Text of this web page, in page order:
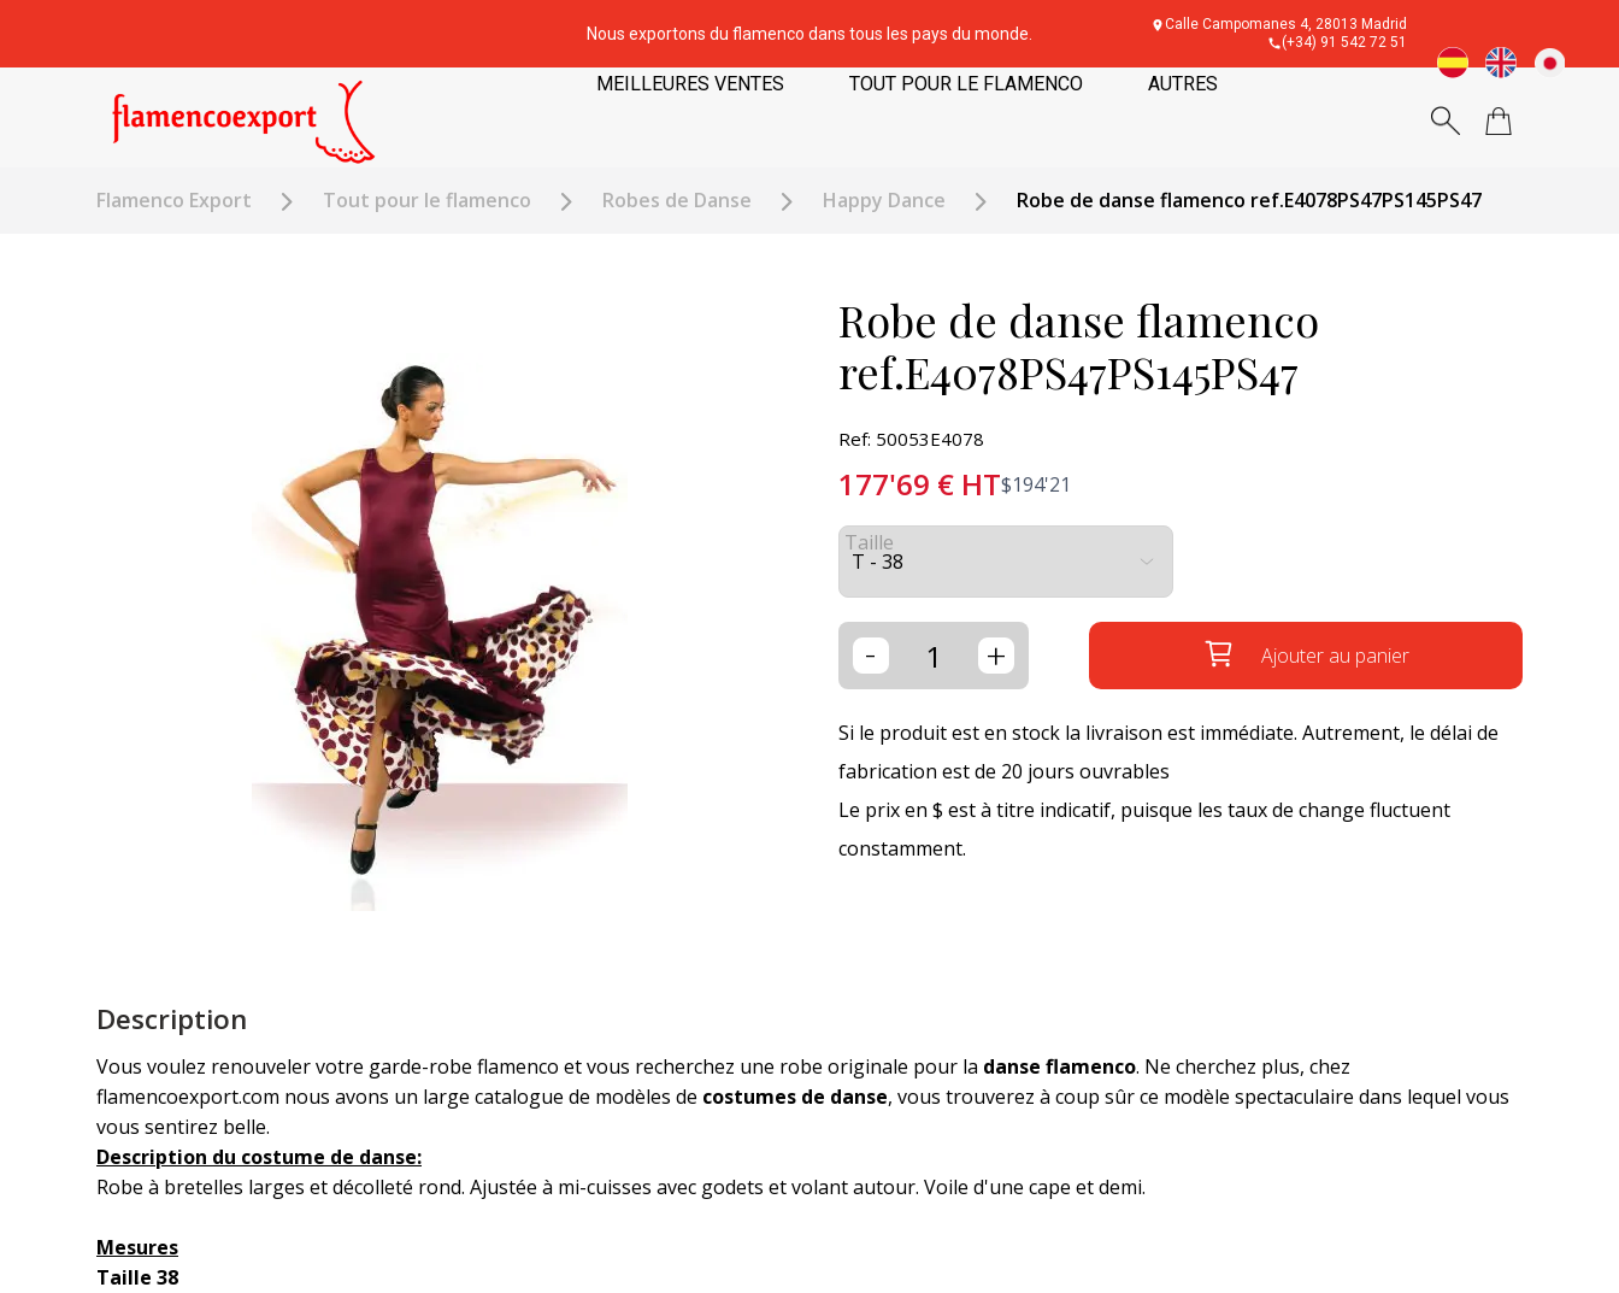
Nous exportons du flamenco dans tous les pays du monde.
Calle Campomanes 4, 28013 Madrid
(+34) 91 542 72 51
MEILLEURES VENTES TOUT POUR LE FLAMENCO AUTRES
Flamenco Export Tout pour le flamenco Robes de Danse Happy Dance Robe de danse flamenco ref.E4078PS47PS145PS47
Robe de danse flamenco
ref.E4078PS47PS145PS47
Ref: 50053E4078
177'69 € HT$194'21
Taille
- + Ajouter au panier
Si le produit est en stock la livraison est immédiate. Autrement, le délai de
fabrication est de 20 jours ouvrables
Le prix en $ est à titre indicatif, puisque les taux de change fluctuent
constamment.
Description
Vous voulez renouveler votre garde-robe flamenco et vous recherchez une robe originale pour la danse flamenco. Ne cherchez plus, chez
flamencoexport.com nous avons un large catalogue de modèles de costumes de danse, vous trouverez à coup sûr ce modèle spectaculaire dans lequel vous
vous sentirez belle.
Description du costume de danse:
Robe à bretelles larges et décolleté rond. Ajustée à mi-cuisses avec godets et volant autour. Voile d'une cape et demi.
Mesures
Taille 38